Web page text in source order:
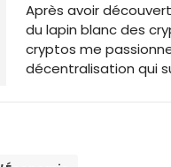
Après avoir
du lapin blanc des
cryptos me
décentralisation qui